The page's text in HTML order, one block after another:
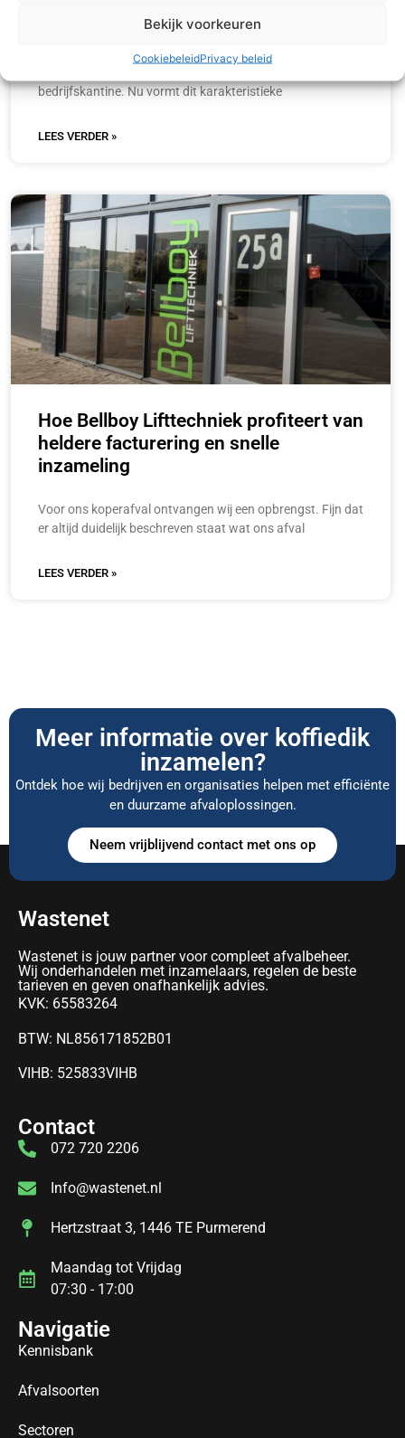
Bekijk voorkeuren
CookiebeleidPrivacy beleid
De Houtloods is gevestigd in een voormalig
bedrijfskantine. Nu vormt dit karakteristieke
LEES VERDER »
Hoe Bellboy Lifttechniek profiteert van
heldere facturering en snelle
inzameling
Voor ons koperafval ontvangen wij een opbrengst. Fijn dat
er altijd duidelijk beschreven staat wat ons afval
LEES VERDER »
Meer informatie over koffiedik
inzamelen?
Ontdek hoe wij bedrijven en organisaties helpen met efficiënte
en duurzame afvaloplossingen.
Neem vrijblijvend contact met ons op
Wastenet
Wastenet is jouw partner voor compleet afvalbeheer.
Wij onderhandelen met inzamelaars, regelen de beste
tarieven en geven onafhankelijk advies.
KVK: 65583264
BTW: NL856171852B01
VIHB: 525833VIHB
Contact
072 720 2206
Info@wastenet.nl
Hertzstraat 3, 1446 TE Purmerend
Maandag tot Vrijdag
07:30 - 17:00
Navigatie
Kennisbank
Afvalsoorten
Sectoren